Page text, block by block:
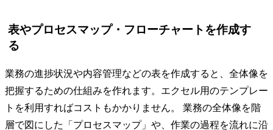
表やプロセスマップ・フローチャートを作成す
る
業務の進捗状況や内容管理などの表を作成すると、全体像を
把握するための仕組みを作れます。エクセル用のテンプレー
トを利用すればコストもかかりません。 業務の全体像を階
層で図にした「プロセスマップ」や、作業の過程を流れに沿